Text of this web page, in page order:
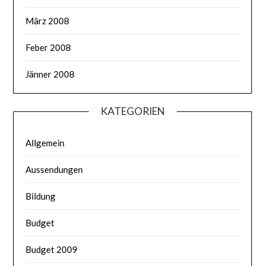
März 2008
Feber 2008
Jänner 2008
KATEGORIEN
Allgemein
Aussendungen
Bildung
Budget
Budget 2009